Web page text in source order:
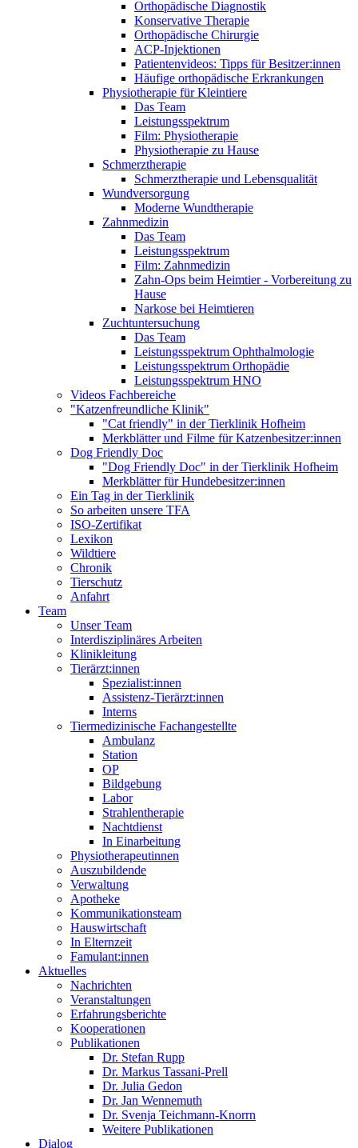
Orthopädische Diagnostik
Konservative Therapie
Orthopädische Chirurgie
ACP-Injektionen
Patientenvideos: Tipps für Besitzer:innen
Häufige orthopädische Erkrankungen
Physiotherapie für Kleintiere
Das Team
Leistungsspektrum
Film: Physiotherapie
Physiotherapie zu Hause
Schmerztherapie
Schmerztherapie und Lebensqualität
Wundversorgung
Moderne Wundtherapie
Zahnmedizin
Das Team
Leistungsspektrum
Film: Zahnmedizin
Zahn-Ops beim Heimtier - Vorbereitung zu
Hause
Narkose bei Heimtieren
Zuchtuntersuchung
Das Team
Leistungsspektrum Ophthalmologie
Leistungsspektrum Orthopädie
Leistungsspektrum HNO
Videos Fachbereiche
"Katzenfreundliche Klinik"
"Cat friendly" in der Tierklinik Hofheim
Merkblätter und Filme für Katzenbesitzer:innen
Dog Friendly Doc
"Dog Friendly Doc" in der Tierklinik Hofheim
Merkblätter für Hundebesitzer:innen
Ein Tag in der Tierklinik
So arbeiten unsere TFA
ISO-Zertifikat
Lexikon
Wildtiere
Chronik
Tierschutz
Anfahrt
Team
Unser Team
Interdisziplinäres Arbeiten
Klinikleitung
Tierärzt:innen
Spezialist:innen
Assistenz-Tierärzt:innen
Interns
Tiermedizinische Fachangestellte
Ambulanz
Station
OP
Bildgebung
Labor
Strahlentherapie
Nachtdienst
In Einarbeitung
Physiotherapeutinnen
Auszubildende
Verwaltung
Apotheke
Kommunikationsteam
Hauswirtschaft
In Elternzeit
Famulant:innen
Aktuelles
Nachrichten
Veranstaltungen
Erfahrungsberichte
Kooperationen
Publikationen
Dr. Stefan Rupp
Dr. Markus Tassani-Prell
Dr. Julia Gedon
Dr. Jan Wennemuth
Dr. Svenja Teichmann-Knorrn
Weitere Publikationen
Dialog